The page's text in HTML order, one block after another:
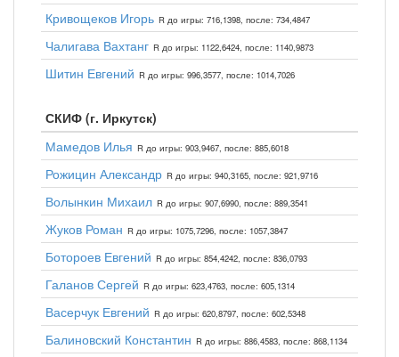
Кривощеков Игорь R до игры: 716,1398, после: 734,4847
Чалигава Вахтанг R до игры: 1122,6424, после: 1140,9873
Шитин Евгений R до игры: 996,3577, после: 1014,7026
СКИФ (г. Иркутск)
Мамедов Илья R до игры: 903,9467, после: 885,6018
Рожицин Александр R до игры: 940,3165, после: 921,9716
Волынкин Михаил R до игры: 907,6990, после: 889,3541
Жуков Роман R до игры: 1075,7296, после: 1057,3847
Ботороев Евгений R до игры: 854,4242, после: 836,0793
Галанов Сергей R до игры: 623,4763, после: 605,1314
Васерчук Евгений R до игры: 620,8797, после: 602,5348
Балиновский Константин R до игры: 886,4583, после: 868,1134